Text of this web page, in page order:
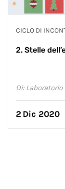
CICLO DI
2. Stelle
Di:
2 Dic 2020